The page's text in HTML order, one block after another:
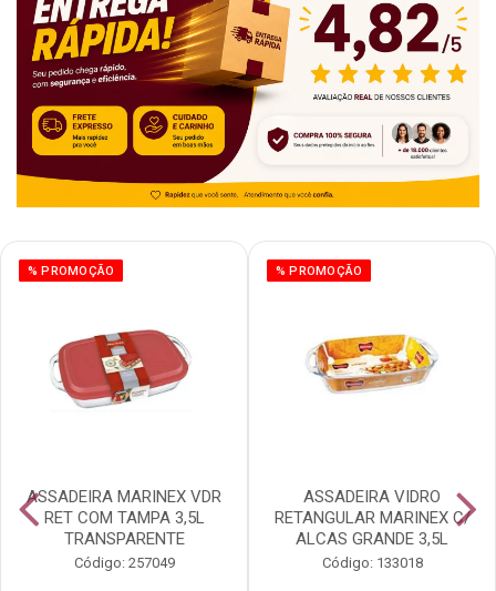
% PROMOÇÃO
ASSADEIRA MARINEX VDR
RET COM TAMPA 3,5L
TRANSPARENTE
Código: 257049
% PROMOÇÃO
ASSADEIRA VIDRO
RETANGULAR MARINEX C/
ALCAS GRANDE 3,5L
Código: 133018